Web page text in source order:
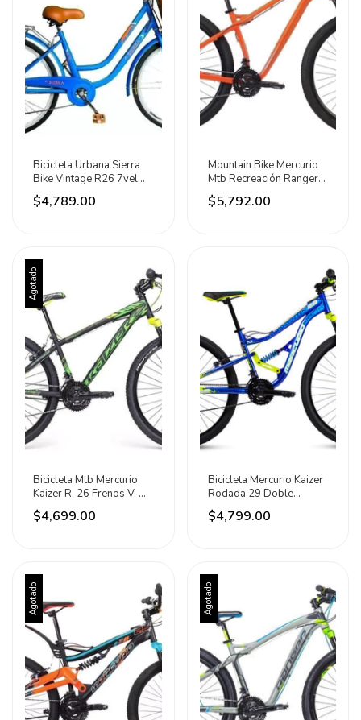
Bicicleta Urbana Sierra
Bike Vintage R26 7vel
Con Accesorios Azul
$4,789.00
Mountain Bike Mercurio
Mtb Recreación Ranger
Pro 2020 R29
Naranja/negro Brillante
$5,792.00
Agotado
Bicicleta Mtb Mercurio
Kaizer R-26 Frenos V-
brake 21 Vel. Negro
$4,699.00
Bicicleta Mercurio Kaizer
Rodada 29 Doble
Suspensión 21 Vel Azul
$4,799.00
Agotado Agotado